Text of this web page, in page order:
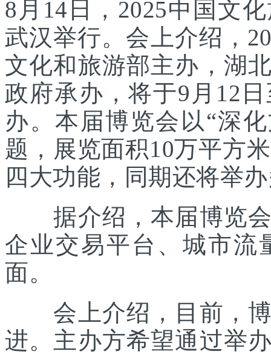
8月14日，2025中国文
武汉举行。会上介绍，
文化和旅游部主办，湖
政府承办，将于9月12
办。本届博览会以“深
题，展览面积10万平方
四大功能，同期还将举
据介绍，本届博览会
企业交易平台、城市流
面。
会上介绍，目前，博
进。主办方希望通过举